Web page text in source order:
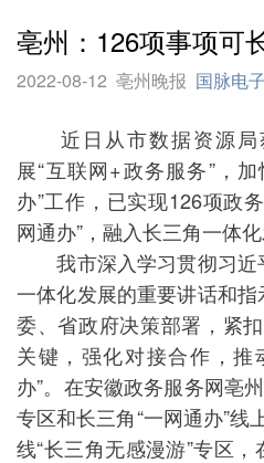
亳州：126项事项可
2022-08-12 亳州晚报 国脉电
近日从市数据资源局
展“互联网+政务服务”，
办”工作，已实现126项政
网通办”，融入长三角一体
我市深入学习贯彻习近
一体化发展的重要讲话和
委、省政府决策部署，紧
关键，强化对接合作，推
办”。在安徽政务服务网亳
专区和长三角“一网通办”线
线“长三角无感漫游”专区